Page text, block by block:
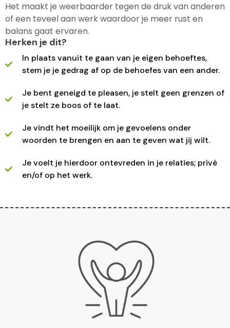
Het maakt je weerbaarder tegen de druk van anderen
of een teveel aan werk waardoor je meer rust en
balans gaat ervaren.
Herken je dit?
In plaats vanuit te gaan van je eigen behoeftes,
stem je je gedrag af op de behoefes van een ander.
Je bent geneigd te pleasen, je stelt geen grenzen of
je stelt ze boos of te laat.
Je vindt het moeilijk om je gevoelens onder
woorden te brengen en aan te geven wat jij wilt.
Je voelt je hierdoor ontevreden in je relaties; privé
en/of op het werk.